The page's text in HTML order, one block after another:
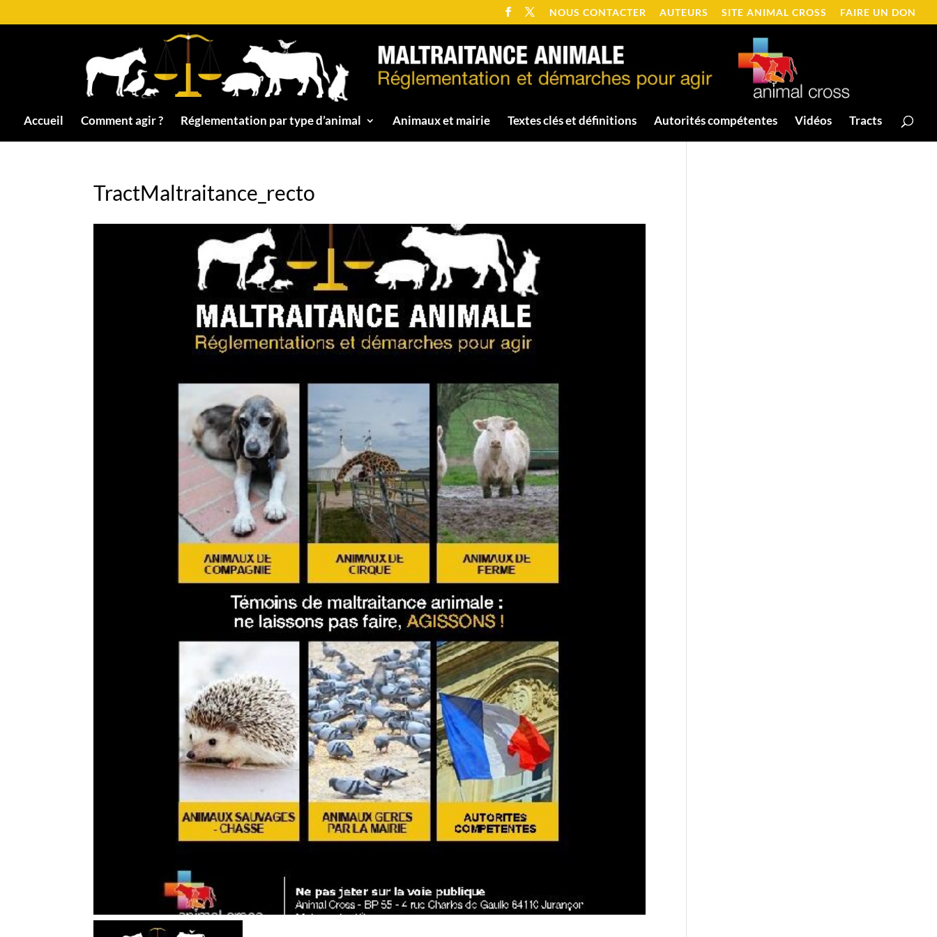
NOUS CONTACTER AUTEURS SITE ANIMAL CROSS FAIRE UN DON
Accueil Comment agir ? Réglementation par type d’animal Animaux et mairie Textes clés et définitions Autorités compétentes Vidéos Tracts
TractMaltraitance_recto